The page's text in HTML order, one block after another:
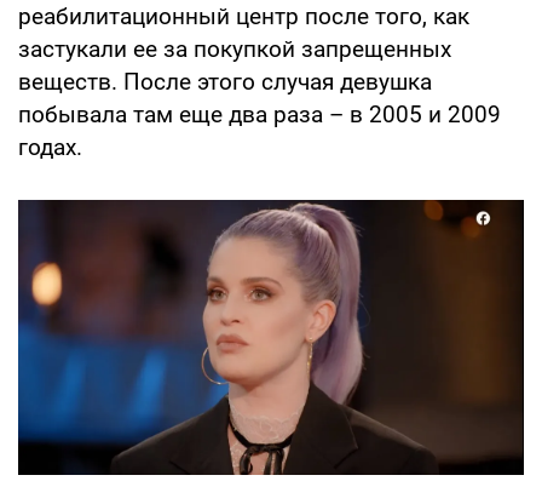
реабилитационный центр после того, как
застукали ее за покупкой запрещенных
веществ. После этого случая девушка
побывала там еще два раза – в 2005 и 2009
годах.